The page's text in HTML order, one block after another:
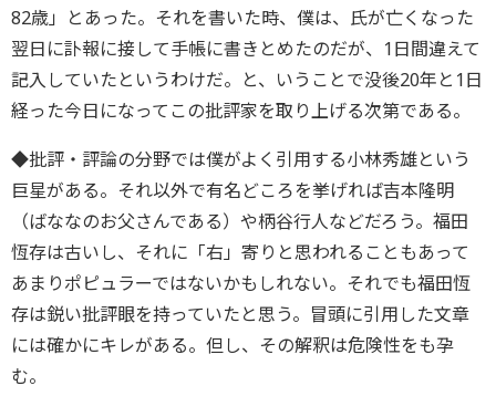
82歳」とあった。それを書いた時、僕は、氏が亡くなった
翌日に訃報に接して手帳に書きとめたのだが、1日間違えて
記入していたというわけだ。と、いうことで没後20年と1日
経った今日になってこの批評家を取り上げる次第である。
◆批評・評論の分野では僕がよく引用する小林秀雄という
巨星がある。それ以外で有名どころを挙げれば吉本隆明
（ばななのお父さんである）や柄谷行人などだろう。福田
恆存は古いし、それに「右」寄りと思われることもあって
あまりポピュラーではないかもしれない。それでも福田恆
存は鋭い批評眼を持っていたと思う。冒頭に引用した文章
には確かにキレがある。但し、その解釈は危険性をも孕
む。